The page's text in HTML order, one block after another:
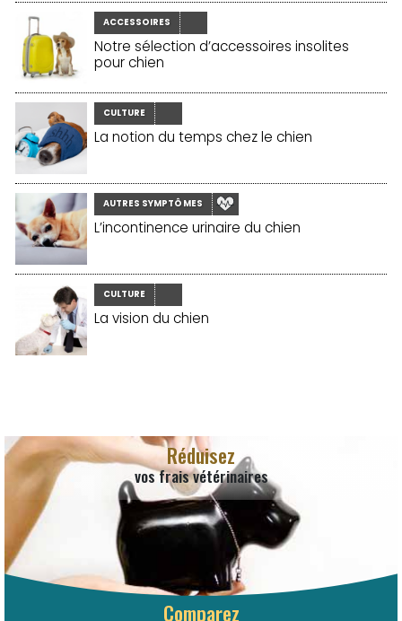
ACCESSOIRES
Notre sélection d’accessoires insolites
pour chien
CULTURE
La notion du temps chez le chien
AUTRES SYMPTÔMES
L’incontinence urinaire du chien
CULTURE
La vision du chien
Réduisez
vos frais vétérinaires
Comparez